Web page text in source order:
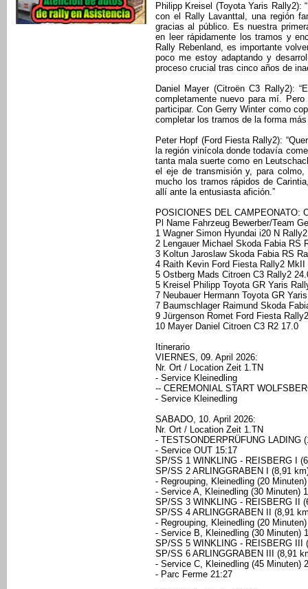
Philipp Kreisel (Toyota Yaris
con el Rally Lavanttal, una región
gracias al público. Es nuestra
en leer rápidamente los tramos y
Rally Rebenland, es importante
poco me estoy adaptando y
proceso crucial tras cinco años de
Daniel Mayer (Citroën C3 Rally2):
completamente nuevo para mí.
participar. Con Gerry Winter como
completar los tramos de la forma
Peter Hopf (Ford Fiesta Rally2):
la región vinícola donde todavía
tanta mala suerte como en
el eje de transmisión y, para
mucho los tramos rápidos de
allí ante la entusiasta afición.”
POSICIONES DEL CAMPEONATO:
Pl Name Fahrzeug Bewerber/Team
1 Wagner Simon Hyundai i20 N
2 Lengauer Michael Skoda Fabia RS
3 Koltun Jaroslaw Skoda Fabia RS
4 Raith Kevin Ford Fiesta Rally2 MkII
5 Ostberg Mads Citroen C3 Rally2
5 Kreisel Philipp Toyota GR Yaris
7 Neubauer Hermann Toyota GR
7 Baumschlager Raimund Skoda
9 Jürgenson Romet Ford Fiesta
10 Mayer Daniel Citroen C3 R2 17.0
Itinerario
VIERNES, 09. April 2026:
Nr. Ort / Location Zeit 1.TN
- Service Kleinedling
-- CEREMONIAL START
- Service Kleinedling
SABADO, 10. April 2026:
Nr. Ort / Location Zeit 1.TN
- TESTSONDERPRÜFUNG LADING
- Service OUT 15:17
SP/SS 1 WINKLING - REISBERG I
SP/SS 2 ARLINGGRABEN I (8,91
- Regrouping, Kleinedling (20
- Service A, Kleinedling (30 Minuten)
SP/SS 3 WINKLING - REISBERG II
SP/SS 4 ARLINGGRABEN II (8,91
- Regrouping, Kleinedling (20
- Service B, Kleinedling (30 Minuten)
SP/SS 5 WINKLING - REISBERG III
SP/SS 6 ARLINGGRABEN III (8,91
- Service C, Kleinedling (45 Minuten)
- Parc Ferme 21:27